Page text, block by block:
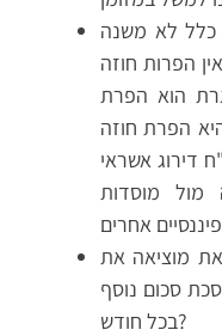
כלל לא משנה
הפרות חוזה
הוא הפרת
הפרת חוזה
דירוג אשראי
מול מוסדות
מוציאה את
סכום נוסף
בכל חודש?